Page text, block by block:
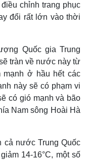
chỉnh trang phục
đổi rất lớn vào thời
Quốc gia Trung
tràn về nước này từ
mạnh ở hầu hết các
này sẽ có phạm vi
có gió mạnh và bão
Nam sông Hoài Hà
cả nước Trung Quốc
14-16°C, một số